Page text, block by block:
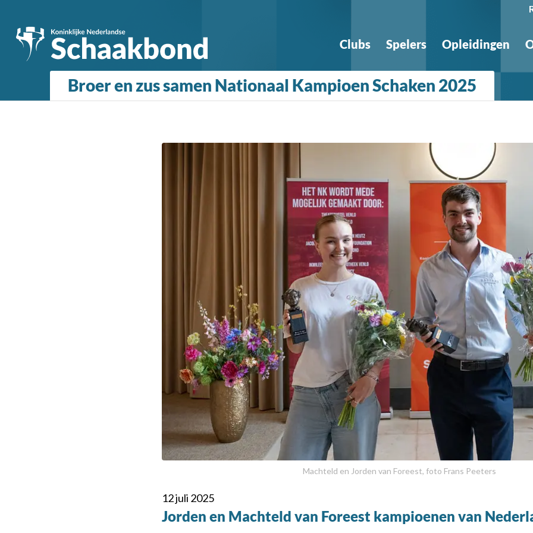
Clubs Spelers Opleidingen
Broer en zus samen Nationaal Kampioen Schaken 2025
Machteld en Jorden van Foreest, foto Frans Peeters
12 juli 2025
Jorden en Machteld van Foreest kampioenen van